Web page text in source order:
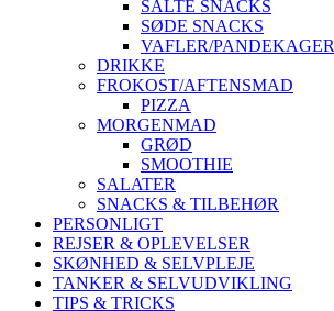
SALTE SNACKS
SØDE SNACKS
VAFLER/PANDEKAGER
DRIKKE
FROKOST/AFTENSMAD
PIZZA
MORGENMAD
GRØD
SMOOTHIE
SALATER
SNACKS & TILBEHØR
PERSONLIGT
REJSER & OPLEVELSER
SKØNHED & SELVPLEJE
TANKER & SELVUDVIKLING
TIPS & TRICKS